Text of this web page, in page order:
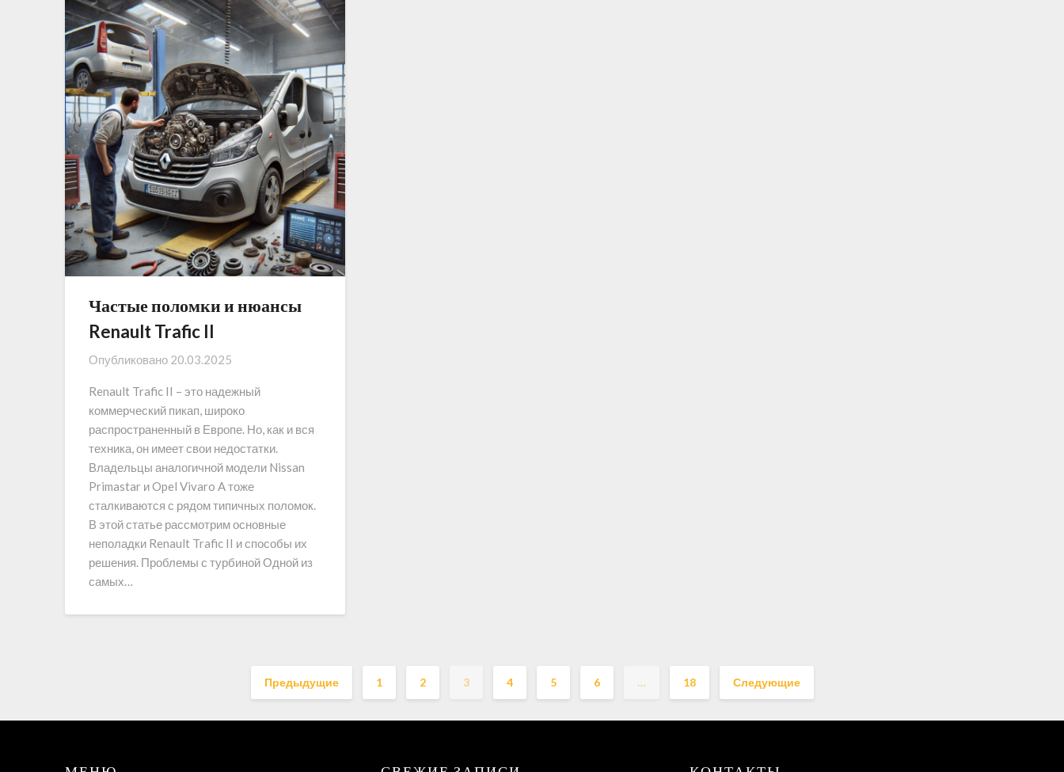
Частые поломки и нюансы
Renault Trafic II
Опубликовано 20.03.2025
Renault Trafic II – это надежный
коммерческий пикап, широко
распространенный в Европе. Но, как и вся
техника, он имеет свои недостатки.
Владельцы аналогичной модели Nissan
Primastar и Opel Vivaro A тоже
сталкиваются с рядом типичных поломок.
В этой статье рассмотрим основные
неполадки Renault Trafic II и способы их
решения. Проблемы с турбиной Одной из
самых…
Предыдущие 1 2 3 4 5 6 … 18 Следующие